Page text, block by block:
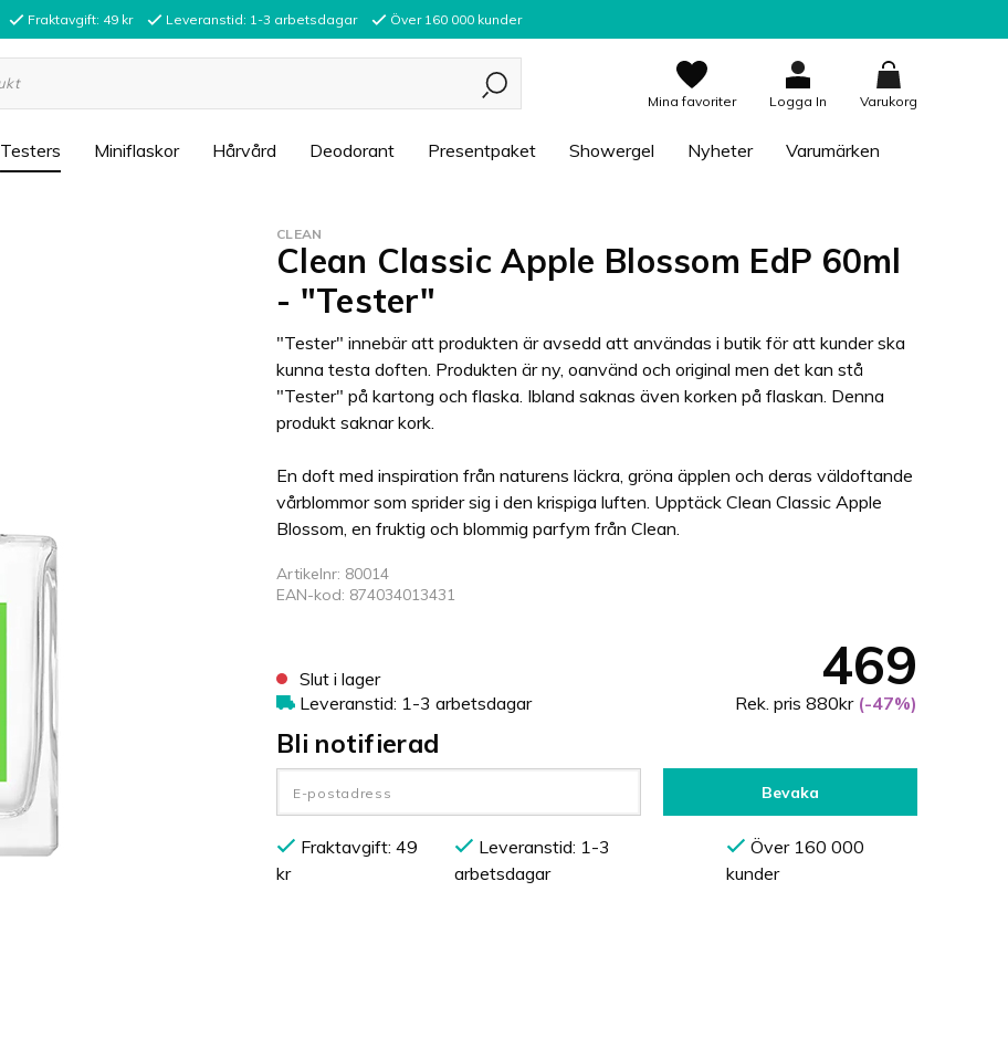
Fraktavgift: 49 kr Leveranstid: 1-3 arbetsdagar Över 160 000 kunder
Varukorg
Logga In
Mina favoriter
Testers Miniflaskor Hårvård Deodorant Presentpaket Showergel Nyheter Varumärken
CLEAN
Clean Classic Apple Blossom EdP 60ml
- "Tester"
"Tester" innebär att produkten är avsedd att användas i butik för att kunder ska
kunna testa doften. Produkten är ny, oanvänd och original men det kan stå
"Tester" på kartong och flaska. Ibland saknas även korken på flaskan. Denna
produkt saknar kork.
En doft med inspiration från naturens läckra, gröna äpplen och deras väldoftande
vårblommor som sprider sig i den krispiga luften. Upptäck Clean Classic Apple
Blossom, en fruktig och blommig parfym från Clean.
Artikelnr: 80014
EAN-kod: 874034013431
Slut i lager
Leveranstid: 1-3 arbetsdagar
469
Rek. pris 880kr (-47%)
Bli notifierad
Bevaka
Fraktavgift: 49
kr
Leveranstid: 1-3
arbetsdagar
Över 160 000
kunder